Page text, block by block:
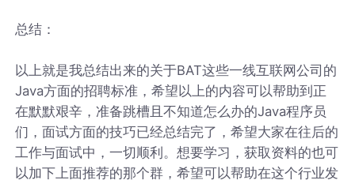
总结：
以上就是我总结出来的关于BAT这些一线互联网公司的
Java方面的招聘标准，希望以上的内容可以帮助到正
在默默艰辛，准备跳槽且不知道怎么办的Java程序员
们，面试方面的技巧已经总结完了，希望大家在往后的
工作与面试中，一切顺利。想要学习，获取资料的也可
以加下上面推荐的那个群，希望可以帮助在这个行业发